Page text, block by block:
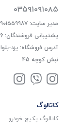
۰۳۵۹۱۰۹۱۰۸۵
مدیر سایت: ۰۹۹۰۱۵۵۹۹۸۷
پشتیبانی فروشندگان: 09139683346
آدرس فروشگاه: یزد-
نبش کوچه 45
کاتالوگ
کاتالوگ پکیج خودرو